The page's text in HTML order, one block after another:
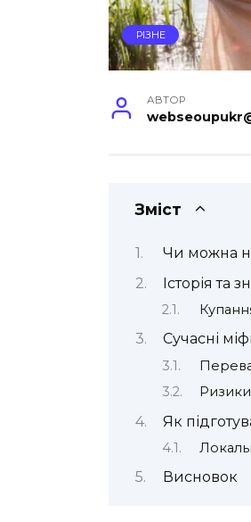
РІЗНЕ
АВТОР
Зміст
Чи можна
Історія та
Сучасні
Як
Висновок